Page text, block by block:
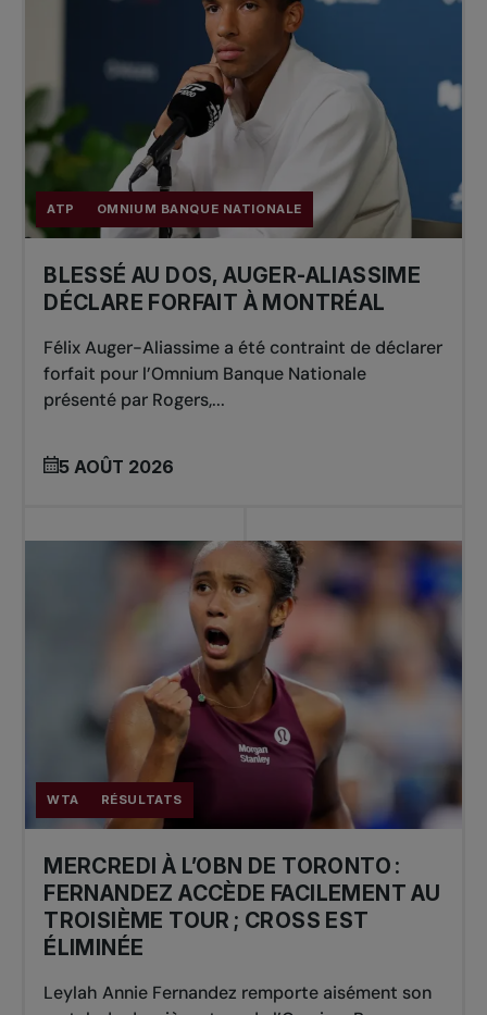
ATP OMNIUM BANQUE NATIONALE
BLESSÉ AU DOS, AUGER-ALIASSIME
DÉCLARE FORFAIT À MONTRÉAL
Félix Auger-Aliassime a été contraint de déclarer
forfait pour l’Omnium Banque Nationale
présenté par Rogers,...
5 AOÛT 2026
WTA RÉSULTATS
MERCREDI À L’OBN DE TORONTO :
FERNANDEZ ACCÈDE FACILEMENT AU
TROISIÈME TOUR ; CROSS EST
ÉLIMINÉE
Leylah Annie Fernandez remporte aisément son